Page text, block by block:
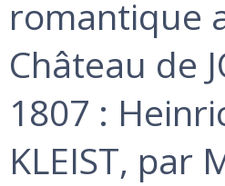
romantique
Château de
1807 :
KLEIST, par